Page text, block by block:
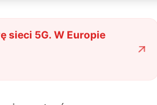
sieci 5G. W Europie